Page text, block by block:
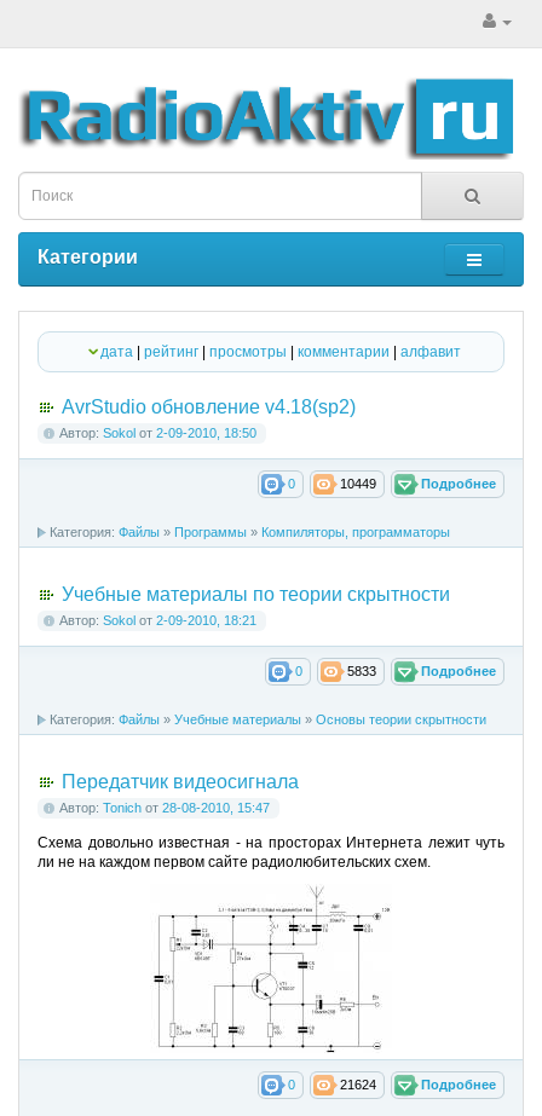
Категории
дата | рейтинг| просмотры | комментарии | алфавит
AvrStudio обновление v4.18(sp2)
Автор: Sokol от 2-09-2010, 18:50
Подробнее
10449
0
Категория: Файлы » Программы » Компиляторы, программаторы
Учебные материалы по теории скрытности
Автор: Sokol от 2-09-2010, 18:21
Подробнее
5833
0
Категория: Файлы » Учебные материалы » Основы теории скрытности
Передатчик видеосигнала
Автор: Tonich от 28-08-2010, 15:47
Схема довольно известная - на просторах Интернета лежит чуть
ли не на каждом первом сайте радиолюбительских схем.
Подробнее
21624
0